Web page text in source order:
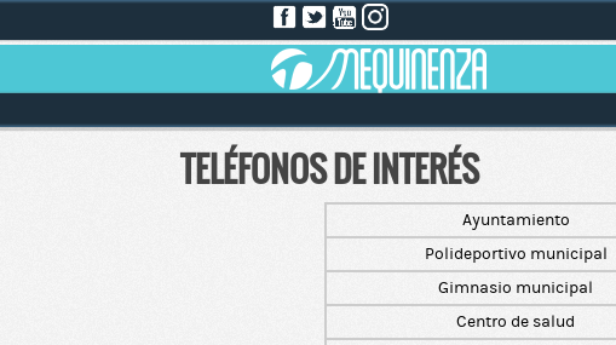
TELÉFONOS DE INTERÉS
Ayuntamiento
Polideportivo municipal
Gimnasio municipal
Centro de salud